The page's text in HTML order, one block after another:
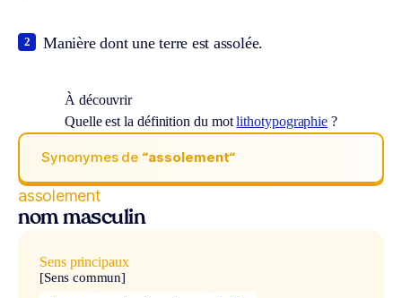
Manière dont une terre est assolée.
2
À découvrir
Quelle est la définition du motlithotypographie ?
Synonymes de “assolement“
assolement
nom masculin
Sens principaux
[Sens commun]